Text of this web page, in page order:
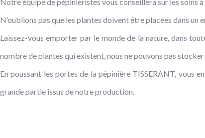
N’oublions pas que les plantes doivent être placées dans un
Laissez-vous emporter par le monde de la nature, dans
nombre de plantes qui existent, nous ne pouvons pas
En poussant les portes de la pépinière TISSERANT, vous
grande partie issus de notre production.